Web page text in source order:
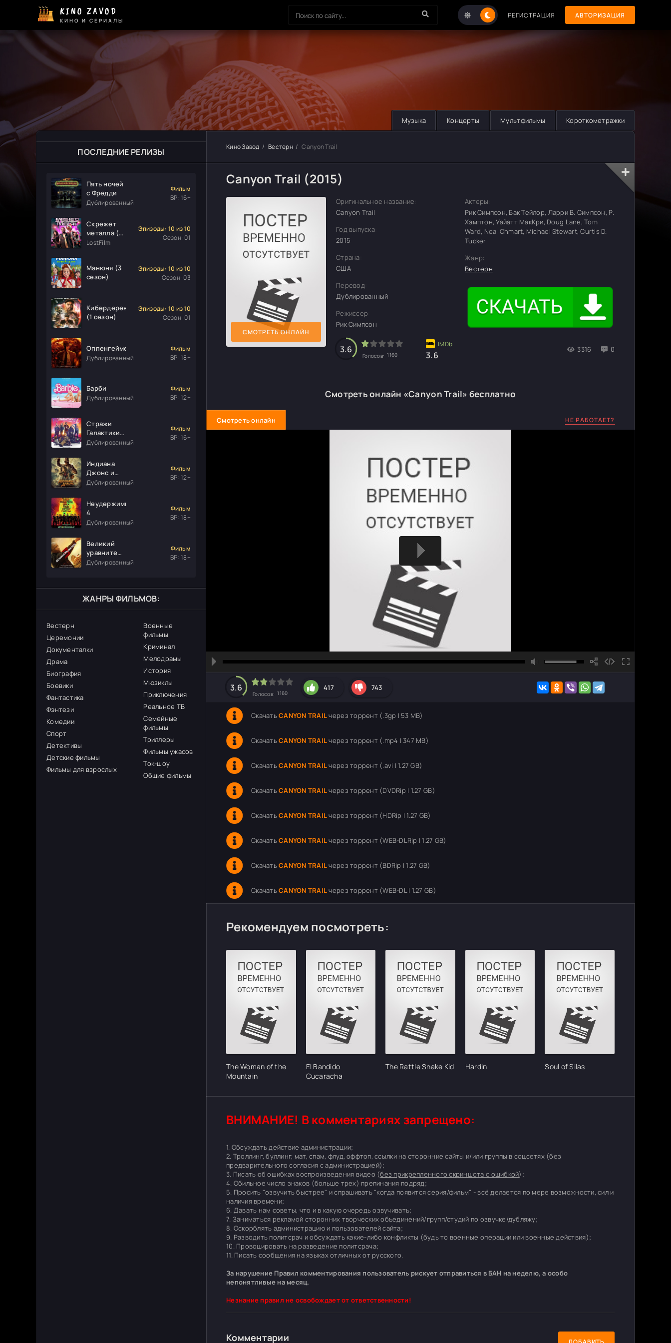
KINO ZAVOD
КИНО И СЕРИАЛЫ
РЕГИСТРАЦИЯ АВТОРИЗАЦИЯ
Музыка Концерты Мультфильмы Короткометражки
ПОСЛЕДНИЕ РЕЛИЗЫ
Пять ночей
с Фредди
Дублированный
Фильм
ВР: 16+
Скрежет
металла (1
сезон)
LostFilm
Эпизоды: 10 из 10
Сезон: 01
Манюня (3
сезон)
Эпизоды: 10 из 10
Сезон: 03
Кибердеревня
(1 сезон)
Эпизоды: 10 из 10
Сезон: 01
Оппенгеймер
Дублированный
Фильм
ВР: 18+
Барби
Дублированный
Фильм
ВР: 12+
Стражи
Галактики.
Часть 3
Дублированный
Фильм
ВР: 16+
Индиана
Джонс и
колесо
Дублированный
Фильм
ВР: 12+
Неудержимые
4
Дублированный
Фильм
ВР: 18+
Великий
уравнитель
3
Дублированный
Фильм
ВР: 18+
ЖАНРЫ ФИЛЬМОВ:
Вестерн
Церемонии
Документалки
Драма
Биография
Боевики
Фантастика
Фэнтези
Комедии
Спорт
Детективы
Детские фильмы
Фильмы для взрослых
Военные
фильмы
Криминал
Мелодрамы
История
Мюзиклы
Приключения
Реальное ТВ
Семейные
фильмы
Триллеры
Фильмы ужасов
Ток-шоу
Общие фильмы
Кино Завод Вестерн Canyon Trail
Canyon Trail (2015)
СМОТРЕТЬ ОНЛАЙН
Оригинальное название:
Canyon Trail
Год выпуска:
2015
Страна:
США
Перевод:
Дублированный
Режиссер:
Рик Симпсон
3.6
Голосов: 1160 3.6
3316 0
Актеры:
Рик Симпсон, Бак Тейлор, Ларри В. Симпсон, Р.
Хэмптон, Уайатт МакКри, Doug Lane, Tom
Ward, Neal Ohmart, Michael Stewart, Curtis D.
Tucker
Жанр:
Вестерн
Смотреть онлайн «Canyon Trail» бесплатно
Смотреть онлайн НЕ РАБОТАЕТ?
hd2160
hd1440
highres
hd1080
hd720
large
medium
small
tiny
3.6
Голосов: 1160
417 743
СкачатьCANYON TRAILчерез торрент (.3gp | 53 MB)
СкачатьCANYON TRAILчерез торрент (.mp4 | 347 MB)
СкачатьCANYON TRAILчерез торрент (.avi | 1.27 GB)
СкачатьCANYON TRAILчерез торрент (DVDRip | 1.27 GB)
СкачатьCANYON TRAILчерез торрент (HDRip | 1.27 GB)
СкачатьCANYON TRAILчерез торрент (WEB-DLRip | 1.27 GB)
СкачатьCANYON TRAILчерез торрент (BDRip | 1.27 GB)
СкачатьCANYON TRAILчерез торрент (WEB-DL | 1.27 GB)
Рекомендуем посмотреть:
The Woman of the
Mountain
El Bandido
Cucaracha
The Rattle Snake Kid Hardin Soul of Silas
ВНИМАНИЕ! В комментариях запрещено:
1. Обсуждать действие администрации;
2. Троллинг, буллинг, мат, спам, флуд, оффтоп, ссылки на сторонние сайты и/или группы в соцсетях (без
предварительного согласия с администрацией);
3. Писать об ошибках воспроизведения видео (без прикрепленного скриншота с ошибкой);
4. Обильное число знаков (больше трех) препинания подряд;
5. Просить "озвучить быстрее" и спрашивать "когда появится серия/фильм" - всё делается по мере возможности, сил и
наличия времени;
6. Давать нам советы, что и в какую очередь озвучивать;
7. Заниматься рекламой сторонних творческих объединений/групп/студий по озвучке/дубляжу;
8. Оскорблять администрацию и пользователей сайта;
9. Разводить политсрач и обсуждать какие-либо конфликты (будь то военные операции или военные действия);
10. Провоцировать на разведение политсрача;
11. Писать сообщения на языках отличных от русского.
За нарушение Правил комментирования пользователь рискует отправиться в БАН на неделю, а особо
непонятливые на месяц.
Незнание правил не освобождает от ответственности!
Комментарии